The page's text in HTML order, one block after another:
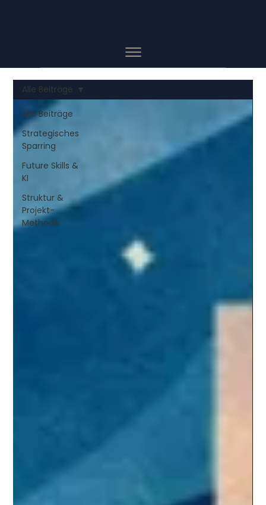
Alle Beiträge
Strategisches
Sparring
Future Skills &
KI
Struktur &
Projekt-
Methodik
Alle Beiträge